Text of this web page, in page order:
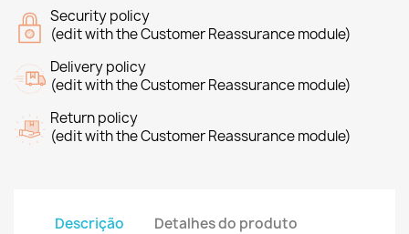
Security policy
(edit with the Customer Reassurance module)
Delivery policy
(edit with the Customer Reassurance module)
Return policy
(edit with the Customer Reassurance module)
Descrição Detalhes do produto